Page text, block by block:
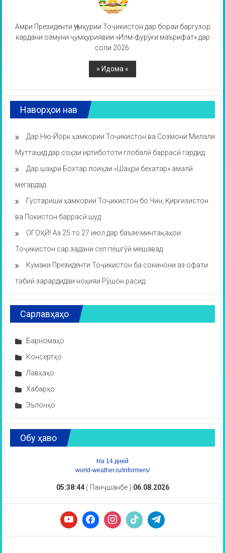
Амри Президенти Ҷумҳурии Тоҷикистон дар бораи баргузор
кардани озмуни ҷумҳуриявии «Илм-фурӯғи маърифат» дар
соли 2026.
Наворҳои нав
Дар Ню-Йорк ҳамкории Тоҷикистон ва Созмони Милали
Муттаҳид дар соҳаи иртибототи глобалӣ баррасӣ гардид
Дар шаҳри Бохтар лоиҳаи «Шаҳри бехатар» амалӣ
мегардад
Густариши ҳамкории Тоҷикистон бо Чин, Қирғизистон
ва Покистон баррасӣ шуд
ОГОҲӢ! Аз 25 то 27 июл дар баъзе минтақаҳои
Тоҷикистон сар задани сел пешгӯӣ мешавад
Кумаки Президенти Тоҷикистон ба сокинони аз офати
табиӣ зарардидаи ноҳияи Рӯшон расид
Сарлавҳаҳо
Барномаҳо
Консертҳо
Лавҳаҳо
Хабарҳо
Эълонҳо
Обу ҳаво
На 14 дней
world-weather.ru/informers/
05:38:45( Панҷшанбе ) 06.08.2026